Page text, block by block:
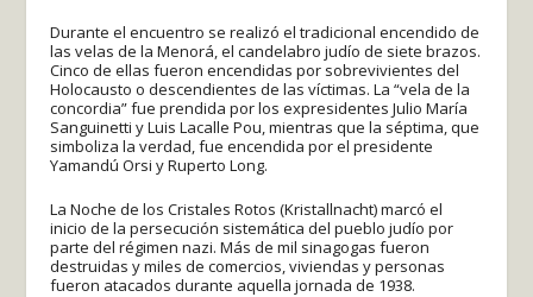
Durante el encuentro se realizó el tradicional encendido de
las velas de la Menorá, el candelabro judío de siete brazos.
Cinco de ellas fueron encendidas por sobrevivientes del
Holocausto o descendientes de las víctimas. La “vela de la
concordia” fue prendida por los expresidentes Julio María
Sanguinetti y Luis Lacalle Pou, mientras que la séptima, que
simboliza la verdad, fue encendida por el presidente
Yamandú Orsi y Ruperto Long.
La Noche de los Cristales Rotos (Kristallnacht) marcó el
inicio de la persecución sistemática del pueblo judío por
parte del régimen nazi. Más de mil sinagogas fueron
destruidas y miles de comercios, viviendas y personas
fueron atacados durante aquella jornada de 1938.